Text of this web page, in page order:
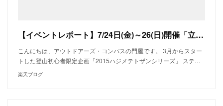
【イベントレポート】7/24日(金)～26(日)開催「立山三山縦走」～憧れの北アルプス縦走！雄大なパノラマと可憐な高山植物を楽しむ人気コース～その1 - アウトドアーズ・コンパス 旧ブログ(～2018
こんにちは、アウトドアーズ・コンパスの門屋です。 3月からスター
トした登山初心者限定企画「2015ハジメテトザンシリーズ」 ステ…
楽天ブログ